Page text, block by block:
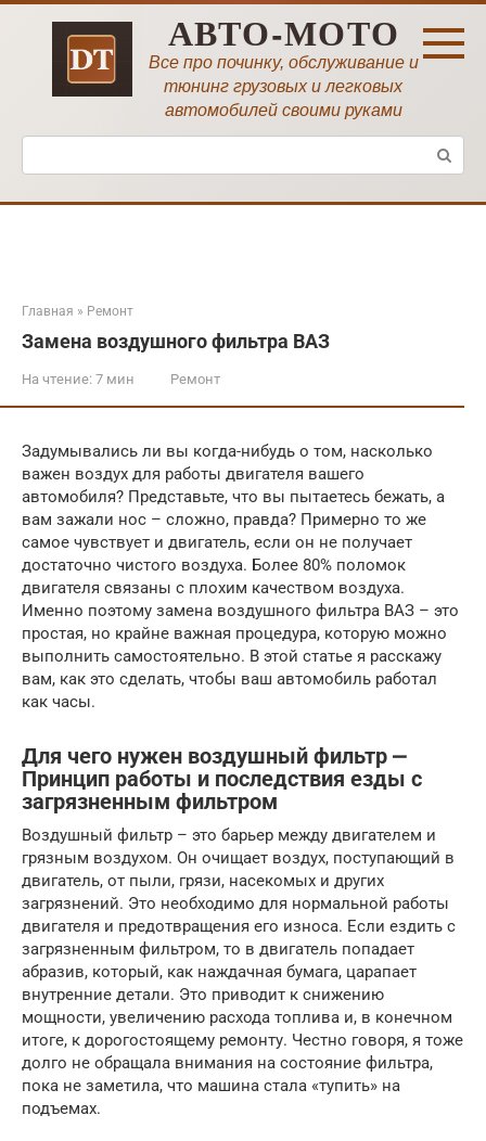
Перейти
АВТО-МОТО
Все про починку, обслуживание и
тюнинг грузовых и легковых
автомобилей своими руками
Поиск:
Главная » Ремонт
Замена воздушного фильтра ВАЗ
На чтение: 7 мин Ремонт
Задумывались ли вы когда-нибудь о том, насколько
важен воздух для работы двигателя вашего
автомобиля? Представьте, что вы пытаетесь бежать, а
вам зажали нос – сложно, правда? Примерно то же
самое чувствует и двигатель, если он не получает
достаточно чистого воздуха. Более 80% поломок
двигателя связаны с плохим качеством воздуха.
Именно поэтому замена воздушного фильтра ВАЗ – это
простая, но крайне важная процедура, которую можно
выполнить самостоятельно. В этой статье я расскажу
вам, как это сделать, чтобы ваш автомобиль работал
как часы.
Для чего нужен воздушный фильтр ⎼
Принцип работы и последствия езды с
загрязненным фильтром
Воздушный фильтр – это барьер между двигателем и
грязным воздухом. Он очищает воздух, поступающий в
двигатель, от пыли, грязи, насекомых и других
загрязнений. Это необходимо для нормальной работы
двигателя и предотвращения его износа. Если ездить с
загрязненным фильтром, то в двигатель попадает
абразив, который, как наждачная бумага, царапает
внутренние детали. Это приводит к снижению
мощности, увеличению расхода топлива и, в конечном
итоге, к дорогостоящему ремонту. Честно говоря, я тоже
долго не обращала внимания на состояние фильтра,
пока не заметила, что машина стала «тупить» на
подъемах.